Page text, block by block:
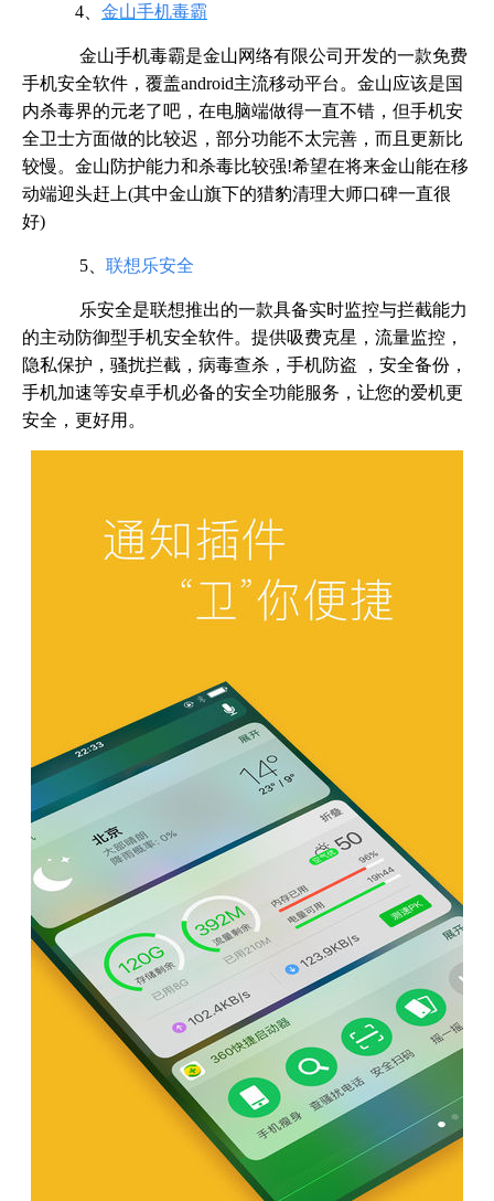
4、 金山手机毒霸
金山手机毒霸是金山网络有限公司开发的一款免费
手机安全软件，覆盖android主流移动平台。金山应该是国
内杀毒界的元老了吧，在电脑端做得一直不错，但手机安
全卫士方面做的比较迟，部分功能不太完善，而且更新比
较慢。金山防护能力和杀毒比较强!希望在将来金山能在移
动端迎头赶上(其中金山旗下的猎豹清理大师口碑一直很
好)
5、 联想乐安全
乐安全是联想推出的一款具备实时监控与拦截能力
的主动防御型手机安全软件。提供吸费克星，流量监控，
隐私保护，骚扰拦截，病毒查杀，手机防盗 ，安全备份，
手机加速等安卓手机必备的安全功能服务，让您的爱机更
安全，更好用。